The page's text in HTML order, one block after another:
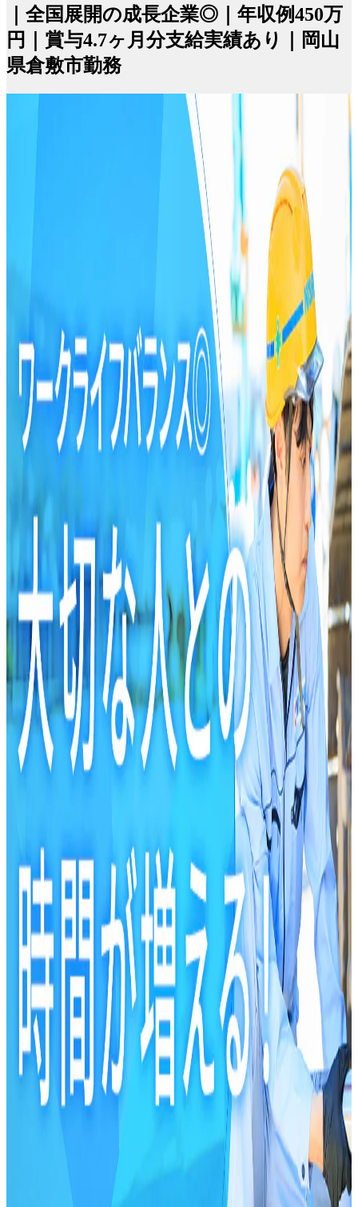
｜全国展開の成長企業◎｜年収例450万
円｜賞与4.7ヶ月分支給実績あり｜岡山
県倉敷市勤務